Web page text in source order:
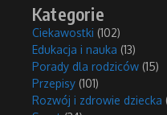
Kategorie
Ciekawostki (102)
Edukacja i nauka (13)
Porady dla rodziców (15)
Przepisy (101)
Rozwój i zdrowie dziecka